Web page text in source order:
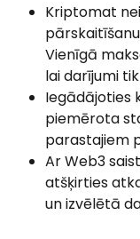
Kriptomat
Vienīgā
lai darījumi
Iegādājoties
piemērota
parastajiem
Ar Web3
atšķirties
un izvēlētā